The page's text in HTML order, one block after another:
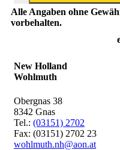
Alle Angaben ohne
vorbehalten.
New Holland
Wohlmuth
Obergnas 38
8342 Gnas
Tel.: (03151) 2702
Fax: (03151) 2702 23
wohlmuth.nh@aon.at